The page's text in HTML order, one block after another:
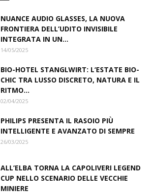
NUANCE AUDIO GLASSES, LA NUOVA
FRONTIERA DELL’UDITO INVISIBILE
INTEGRATA IN UN...
14/05/2025
BIO-HOTEL STANGLWIRT: L‘ESTATE BIO-
CHIC TRA LUSSO DISCRETO, NATURA E IL
RITMO...
02/04/2025
PHILIPS PRESENTA IL RASOIO PIÙ
INTELLIGENTE E AVANZATO DI SEMPRE
26/03/2025
ALL’ELBA TORNA LA CAPOLIVERI LEGEND
CUP NELLO SCENARIO DELLE VECCHIE
MINIERE